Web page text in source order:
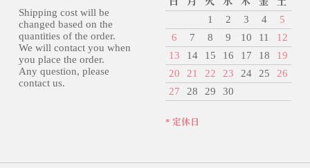
Shipping cost will be
changed based on the
quantities of the order.
We will contact you when
you place the order.
Any question, please
contact us.
1
2 3 4
5
6
7 8 9 10 11
12
13
14 15 16 17 18
19
20
21 22 23 24 25
26
27
28 29 30
* 定休日